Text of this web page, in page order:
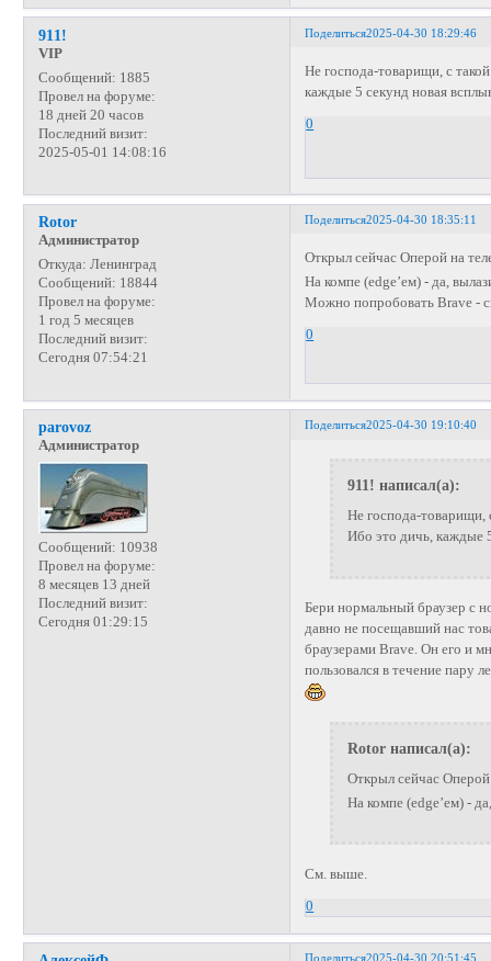
Поделиться2025-04-30 18:29:46
911!
VIP
Сообщений: 1885
Провел на форуме:
18 дней 20 часов
Последний визит:
2025-05-01 14:08:16
Не господа-товарищи, с
каждые 5 секунд новая
0
Поделиться2025-04-30 18:35:11
Rotor
Администратор
Откуда: Ленинград
Сообщений: 18844
Провел на форуме:
1 год 5 месяцев
Последний визит:
Сегодня 07:54:21
Открыл сейчас Оперой на
На компе (edge’ем) - да,
Можно попробовать Brave -
0
Поделиться2025-04-30 19:10:40
parovoz
Администратор
Сообщений: 10938
Провел на форуме:
8 месяцев 13 дней
Последний визит:
Сегодня 01:29:15
911! написал(а):
Не господа-товарищи,
Ибо это дичь, каждые
Бери нормальный браузер с
давно не посещавший нас
браузерами Brave. Он его и
пользовался в течение пару
Rotor написал(а):
Открыл сейчас
На компе (edge’ем) -
См. выше.
0
Поделиться2025-04-30 20:51:45